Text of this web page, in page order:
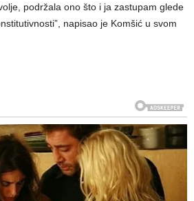
podržala ono što i ja zastupam glede
napisao je Komšić u svom